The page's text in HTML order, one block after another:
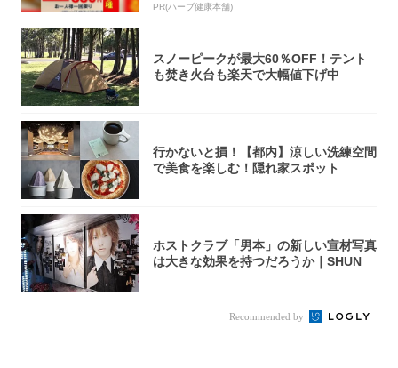
PR(ハーブ健康本舗)
スノーピークが最大60％OFF！テント
も焚き火台も楽天で大幅値下げ中
行かないと損！【都内】涼しい洗練空間
で美食を楽しむ！隠れ家スポット
ホストクラブ「男本」の新しい宣材写真
は大きな効果を持つだろうか｜SHUN
Recommended by